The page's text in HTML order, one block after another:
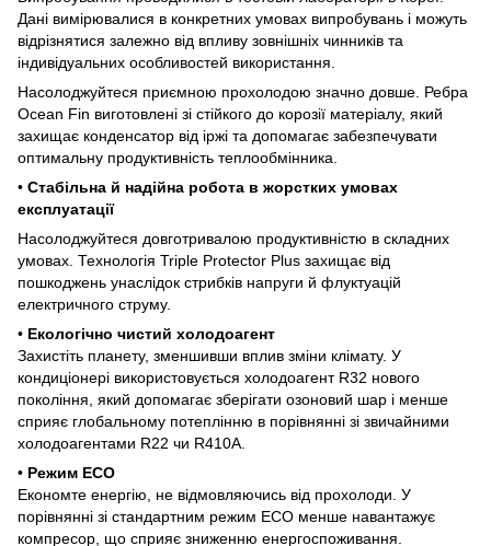
Дані вимірювалися в конкретних умовах випробувань і можуть
відрізнятися залежно від впливу зовнішніх чинників та
індивідуальних особливостей використання.
Насолоджуйтеся приємною прохолодою значно довше. Ребра
Ocean Fin виготовлені зі стійкого до корозії матеріалу, який
захищає конденсатор від іржі та допомагає забезпечувати
оптимальну продуктивність теплообмінника.
• Стабільна й надійна робота в жорстких умовах
експлуатації
Насолоджуйтеся довготривалою продуктивністю в складних
умовах. Технологія Triple Protector Plus захищає від
пошкоджень унаслідок стрибків напруги й флуктуацій
електричного струму.
• Екологічно чистий холодоагент
Захистіть планету, зменшивши вплив зміни клімату. У
кондиціонері використовується холодоагент R32 нового
покоління, який допомагає зберігати озоновий шар і менше
сприяє глобальному потеплінню в порівнянні зі звичайними
холодоагентами R22 чи R410A.
• Режим ECO
Економте енергію, не відмовляючись від прохолоди. У
порівнянні зі стандартним режим ECO менше навантажує
компресор, що сприяє зниженню енергоспоживання.